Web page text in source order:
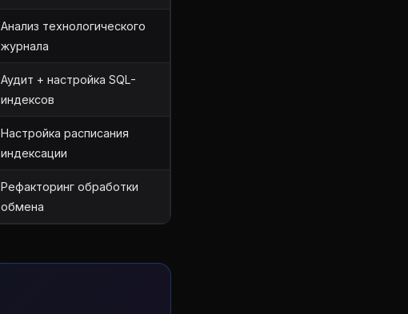
Анализ технологического
журнала
Аудит + настройка SQL-
индексов
Настройка расписания
индексации
Рефакторинг обработки
обмена